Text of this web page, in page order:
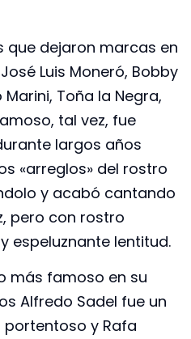
que dejaron marcas en
Luis Moneró, Bobby
Marini, Toña la Negra,
tal vez, fue
largos años
«arreglos» del rostro
y acabó cantando
pero con rostro
espeluznante lentitud.
más famoso en su
Alfredo Sadel fue un
y Rafa